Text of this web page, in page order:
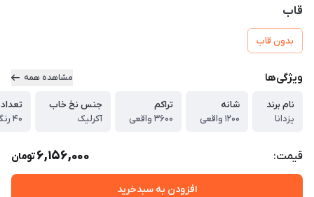
قاب
بدون قاب
ویژگی‌ها مشاهده همه
نام برند
یزدانا
شانه
1200 واقعی
تراکم
3600 واقعی
جنس نخ خاب
آکرلیک
40 رنگ واقعی
قیمت: 6,156,000تومان
افزودن به سبدخرید